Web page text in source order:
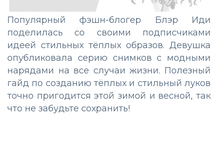
Популярный фэшн-блогер Блэр Иди
поделилась со своими подписчиками
идеей стильных тёплых образов. Девушка
опубликовала серию снимков с модными
нарядами на все случаи жизни. Полезный
гайд по созданию тёплых и стильный луков
точно пригодится этой зимой и весной, так
что не забудьте сохранить!